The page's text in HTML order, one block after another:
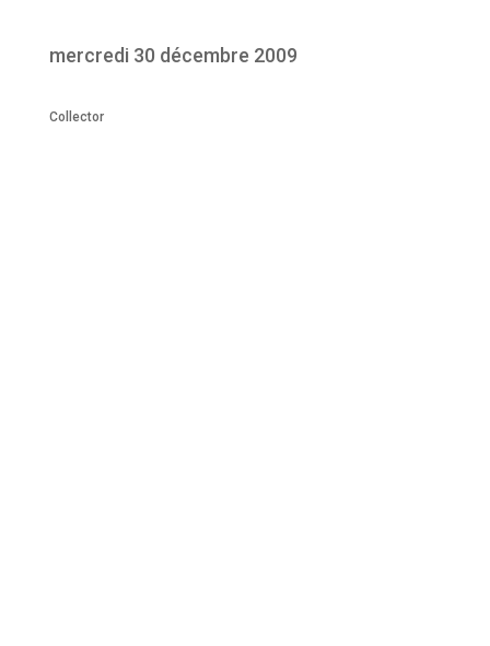
mercredi 30 décembre 2009
Collector